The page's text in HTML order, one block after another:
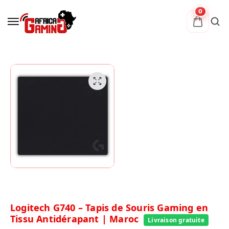
0
Logitech G740 – Tapis de Souris Gaming en
Tissu Antidérapant | Maroc